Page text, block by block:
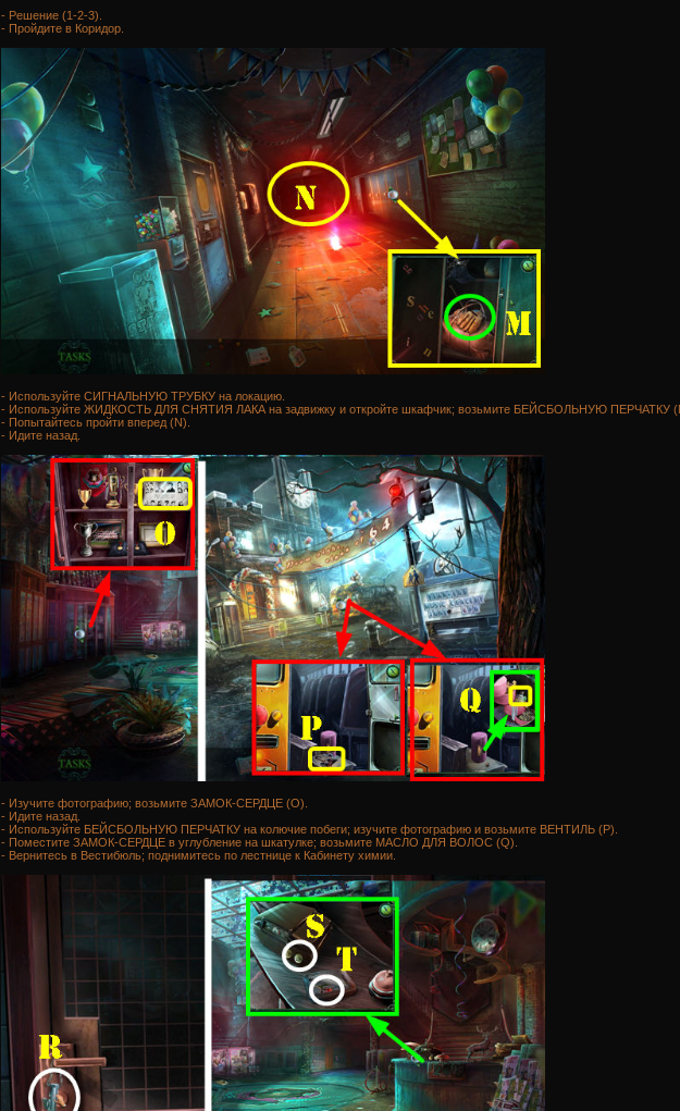
- Решение (1-2-3).
- Пройдите в Коридор.
- Используйте СИГНАЛЬНУЮ ТРУБКУ на локацию.
- Используйте ЖИДКОСТЬ ДЛЯ СНЯТИЯ ЛАКА на задвижку и откройте шкафчик; возьмите БЕЙСБОЛЬНУЮ ПЕРЧАТКУ
- Попытайтесь пройти вперед (N).
- Идите назад.
- Изучите фотографию; возьмите ЗАМОК-СЕРДЦЕ (О).
- Идите назад.
- Используйте БЕЙСБОЛЬНУЮ ПЕРЧАТКУ на колючие побеги; изучите фотографию и возьмите ВЕНТИЛЬ (Р).
- Поместите ЗАМОК-СЕРДЦЕ в углубление на шкатулке; возьмите МАСЛО ДЛЯ ВОЛОС (Q).
- Вернитесь в Вестибюль; поднимитесь по лестнице к Кабинету химии.